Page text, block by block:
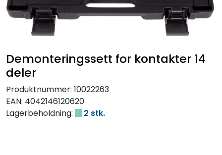
Demonteringssett for kontakter 14
deler
Produktnummer: 10022263
EAN: 4042146120620
Lagerbeholdning:
2 stk.